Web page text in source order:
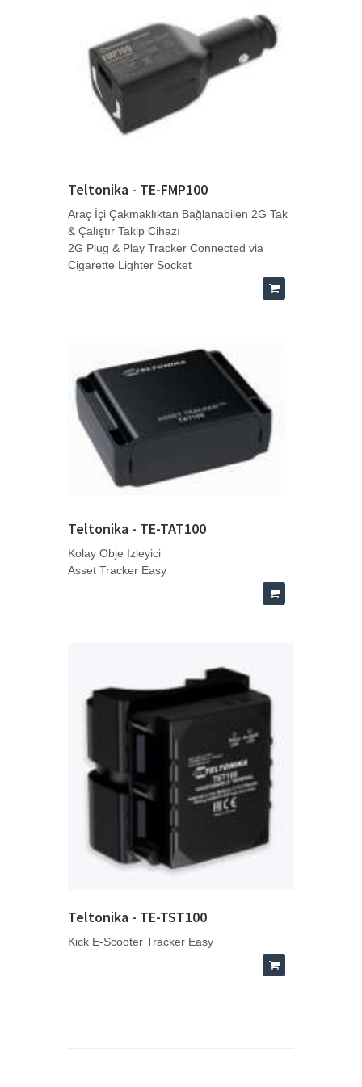
Teltonika - TE-FMP100
Araç İçi Çakmaklıktan Bağlanabilen 2G Tak
& Çalıştır Takip Cihazı
2G Plug & Play Tracker Connected via
Cigarette Lighter Socket
Teltonika - TE-TAT100
Kolay Obje İzleyici
Asset Tracker Easy
Teltonika - TE-TST100
Kick E-Scooter Tracker Easy